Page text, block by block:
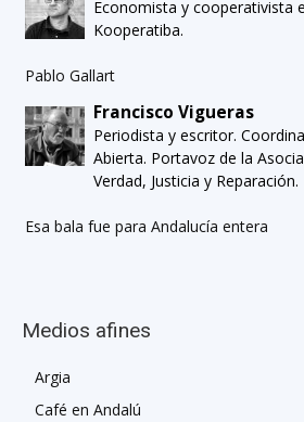
Economista y cooperativista
Kooperatiba.
Pablo Gallart
Francisco Vigueras
Periodista y escritor.
Abierta. Portavoz de la
Verdad, Justicia y Reparación.
Esa bala fue para Andalucía entera
Medios afines
Argia
Café en Andalú